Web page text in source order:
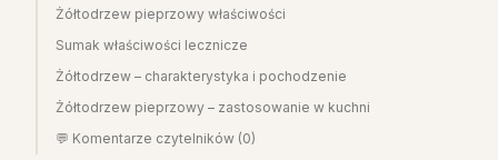
Żółtodrzew pieprzowy właściwości
Sumak właściwości lecznicze
Żółtodrzew – charakterystyka i pochodzenie
Żółtodrzew pieprzowy – zastosowanie w kuchni
💬 Komentarze czytelników (0)